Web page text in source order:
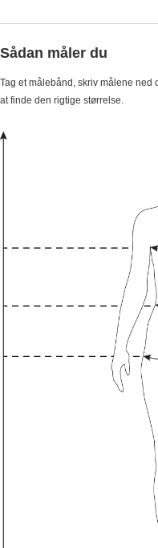
Sådan måler du
Tag et målebånd, skriv målene
at finde den rigtige størrelse.